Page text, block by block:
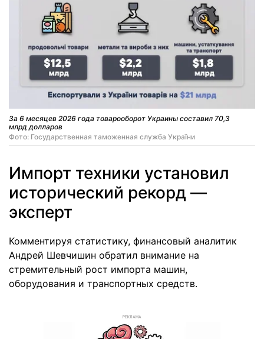
За 6 месяцев 2026 года товарооборот Украины составил 70,3
млрд долларов
Фото: Государственная таможенная служба України
Импорт техники установил
исторический рекорд —
эксперт
Комментируя статистику, финансовый аналитик
Андрей Шевчишин обратил внимание на
стремительный рост импорта машин,
оборудования и транспортных средств.
РЕКЛАМА